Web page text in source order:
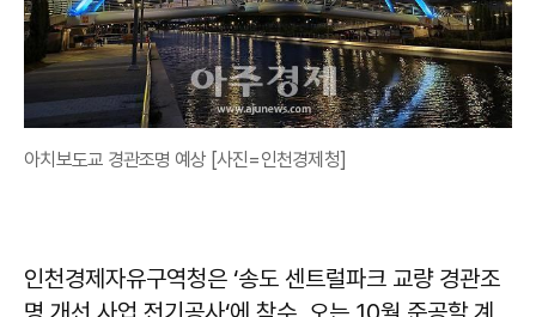
아치보도교 경관조명 예상 [사진=인천경제청]
인천경제자유구역청은 ‘송도 센트럴파크 교량 경관조